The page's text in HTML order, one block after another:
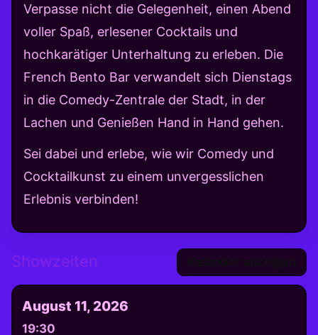
Verpasse nicht die Gelegenheit, einen Abend
voller Spaß, erlesener Cocktails und
hochkarätiger Unterhaltung zu erleben. Die
French Bento Bar verwandelt sich Dienstags
in die Comedy-Zentrale der Stadt, in der
Lachen und Genießen Hand in Hand gehen.
Sei dabei und erlebe, wie wir Comedy und
Cocktailkunst zu einem unvergesslichen
Erlebnis verbinden!
Showzeiten
August 11, 2026
19:30